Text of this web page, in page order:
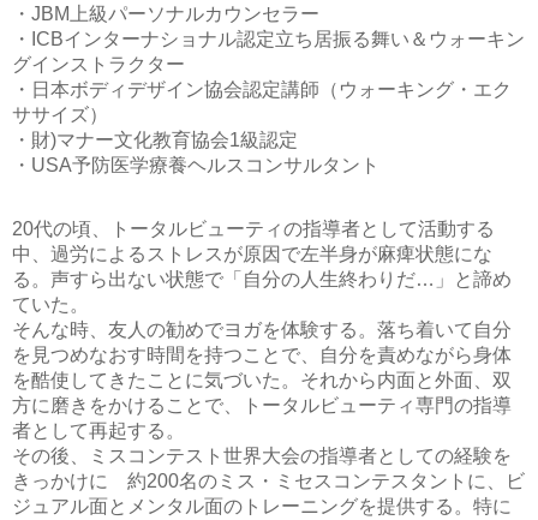
・JBM上級パーソナルカウンセラー
・ICBインターナショナル認定立ち居振る舞い＆ウォーキン
グインストラクター
・日本ボディデザイン協会認定講師（ウォーキング・エク
ササイズ）
・財)マナー文化教育協会1級認定
・USA予防医学療養ヘルスコンサルタント
20代の頃、トータルビューティの指導者として活動する
中、過労によるストレスが原因で左半身が麻痺状態にな
る。声すら出ない状態で「自分の人生終わりだ…」と諦め
ていた。
そんな時、友人の勧めでヨガを体験する。落ち着いて自分
を見つめなおす時間を持つことで、自分を責めながら身体
を酷使してきたことに気づいた。それから内面と外面、双
方に磨きをかけることで、トータルビューティ専門の指導
者として再起する。
その後、ミスコンテスト世界大会の指導者としての経験を
きっかけに 約200名のミス・ミセスコンテスタントに、ビ
ジュアル面とメンタル面のトレーニングを提供する。特に